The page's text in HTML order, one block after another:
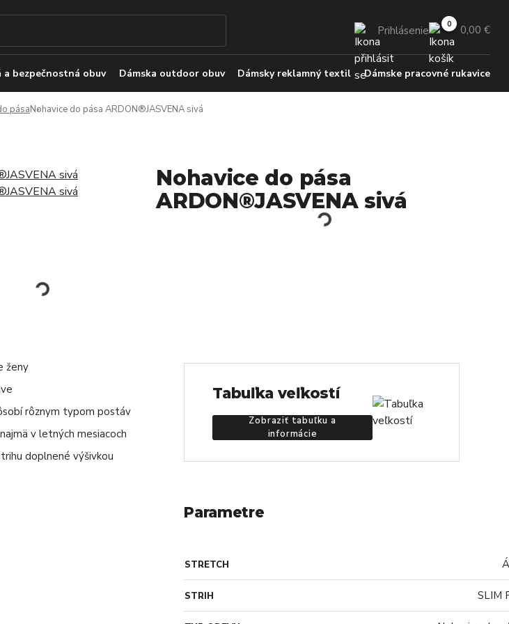
Prihlásenie 0,00 €
a bezpečnostná obuv Dámska outdoor obuv Dámsky reklamný textil Dámske pracovné rukavice
pásaNohavice do pása ARDON®JASVENA sivá
Nohavice do pása
ARDON®JASVENA sivá
ženy
rôznym typom postáv
v letných mesiacoch
doplnené výšivkou
Tabuľka veľkostí
Zobraziť tabuľku a
informácie
Parametre
STRETCH
STRIH SLIM